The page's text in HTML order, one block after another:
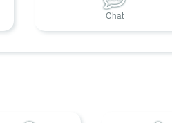
Chat